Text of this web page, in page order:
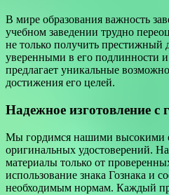
В мире образования важность
учебном заведении трудно
не только получить престижный
уверенными в его подлинности
предлагает уникальные
достижения его целей.
Надежное изготовление с
Мы гордимся нашими высокими
оригинальных удостоверений.
материалы только от
использование знака Гознака и
необходимым нормам. Каждый